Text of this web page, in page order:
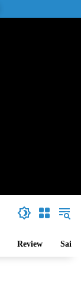
Review Sains